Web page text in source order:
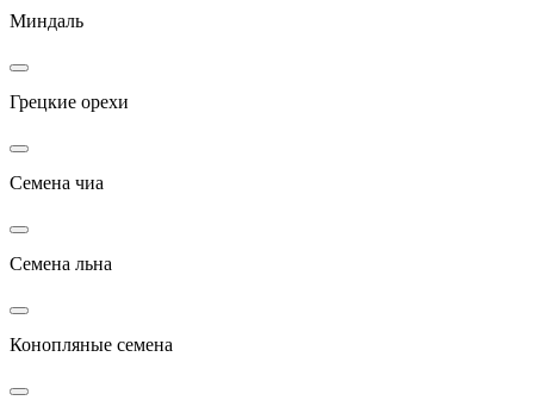
Миндаль
Грецкие орехи
Семена чиа
Семена льна
Конопляные семена